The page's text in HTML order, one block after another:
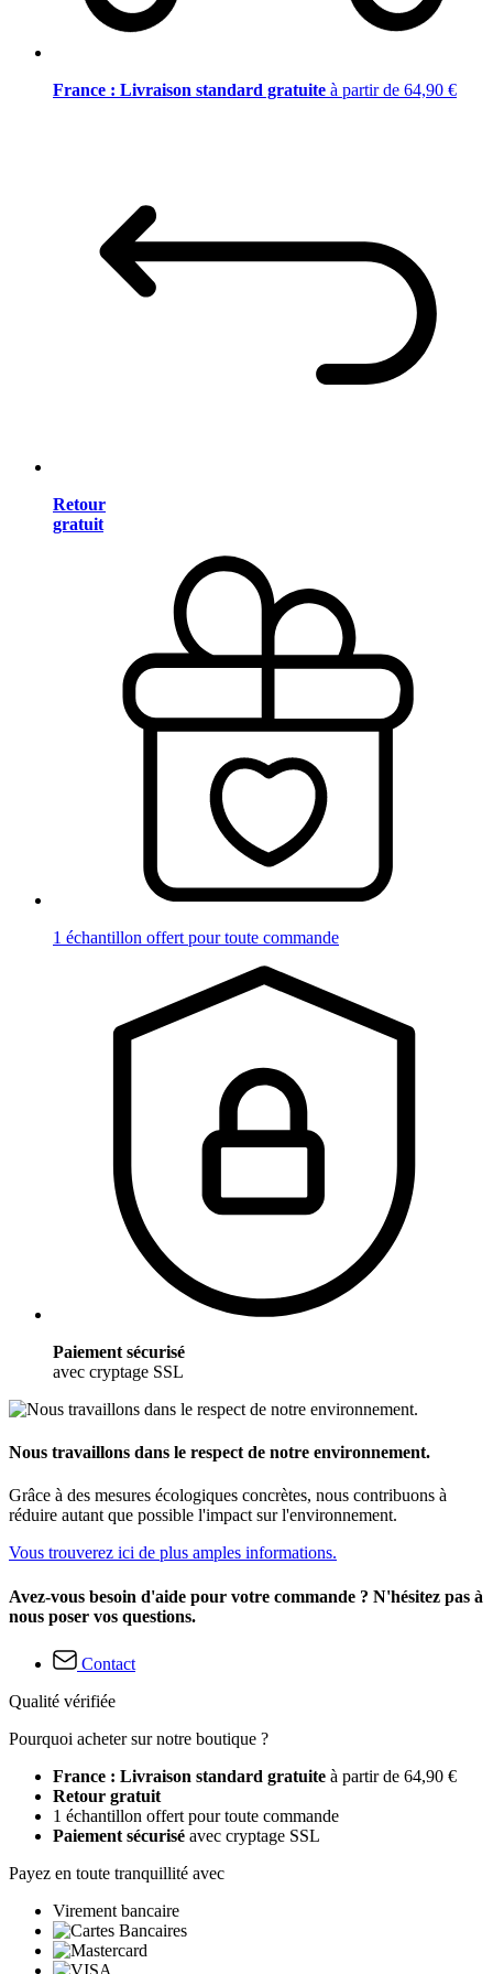
France : Livraison standard gratuite à partir de 64,90 €
Retour
gratuit
1 échantillon offert pour toute commande
Paiement sécurisé
avec cryptage SSL
Nous travaillons dans le respect de notre environnement.
Grâce à des mesures écologiques concrètes, nous contribuons à
réduire autant que possible l'impact sur l'environnement.
Vous trouverez ici de plus amples informations.
Avez-vous besoin d'aide pour votre commande ? N'hésitez pas à
nous poser vos questions.
Contact
Qualité vérifiée
Pourquoi acheter sur notre boutique ?
France : Livraison standard gratuite à partir de 64,90 €
Retour gratuit
1 échantillon offert pour toute commande
Paiement sécurisé avec cryptage SSL
Payez en toute tranquillité avec
Virement bancaire